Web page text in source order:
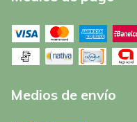
Medios de envío